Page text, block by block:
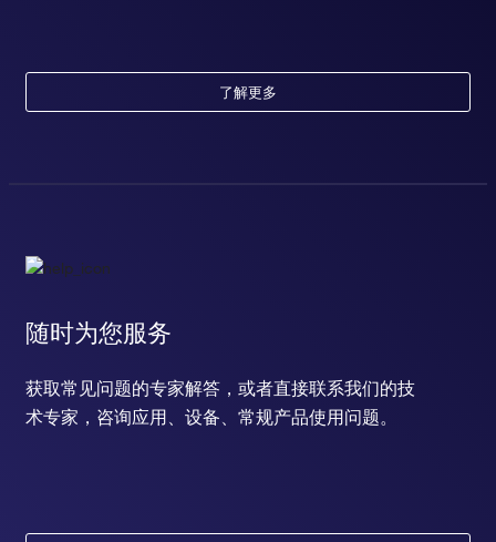
了解更多
随时为您服务
获取常见问题的专家解答，或者直接联系我们的技
术专家，咨询应用、设备、常规产品使用问题。